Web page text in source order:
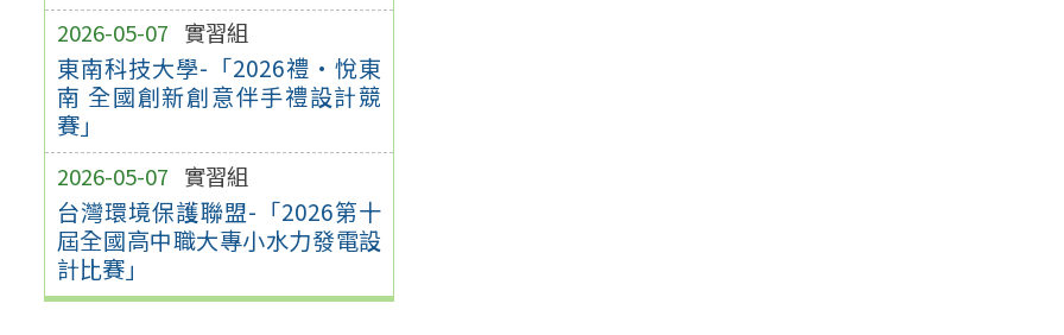
2026-05-07 實習組
東南科技大學-「2026禮•悅東
南 全國創新創意伴手禮設計競
賽」
2026-05-07 實習組
台灣環境保護聯盟-「2026第十
屆全國高中職大專小水力發電設
計比賽」